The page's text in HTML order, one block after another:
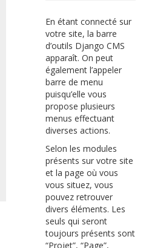
En étant connecté sur
votre site, la barre
d’outils Django CMS
apparaît. On peut
également l’appeler
barre de menu
puisqu’elle vous
propose plusieurs
menus effectuant
diverses actions.
Selon les modules
présents sur votre site
et la page où vous
vous situez, vous
pouvez retrouver
divers éléments. Les
seuls qui seront
toujours présents sont
“Projet”, “Page”,